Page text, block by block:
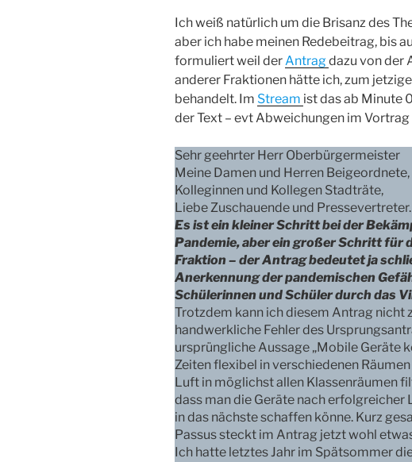
Ich weiß natürlich um die Brisanz des
aber ich habe meinen Redebeitrag, bis
formuliert weil derAntragdazu von der
anderer Fraktionen hätte ich, zum
behandelt. Im Stream ist das ab Minute
der Text – evt Abweichungen im
Sehr geehrter Herr Oberbürgermeister
Meine Damen und Herren Beigeordnete,
Kolleginnen und Kollegen Stadträte,
Liebe Zuschauende und Pressevertreter.
Es ist ein kleiner Schritt bei der
Pandemie, aber ein großer Schritt für
Fraktion – der Antrag bedeutet ja
Anerkennung der pandemischen
Schülerinnen und Schüler durch das
Trotzdem kann ich diesem Antrag nicht
handwerkliche Fehler des
ursprüngliche Aussage „Mobile Geräte
Zeiten flexibel in verschiedenen
Luft in möglichst allen Klassenräumen
dass man die Geräte nach
in das nächste schaffen könne. Kurz
Passus steckt im Antrag jetzt wohl
Ich hatte letztes Jahr im Spätsommer